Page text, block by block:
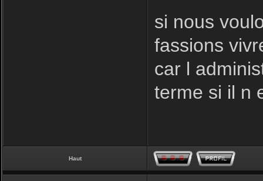
si nous
fassions
car l
terme si il n
Haut